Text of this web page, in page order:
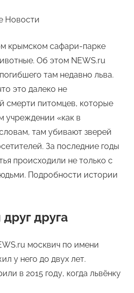
Новости
крымском сафари-парке
Об этом NEWS.ru
там недавно льва.
это далеко не
смерти питомцев, которые
учреждении «как в
там убивают зверей
За последние годы
происходили не только с
Подробности истории
друга
москвич по имени
у него до двух лет.
в 2015 году, когда львёнку